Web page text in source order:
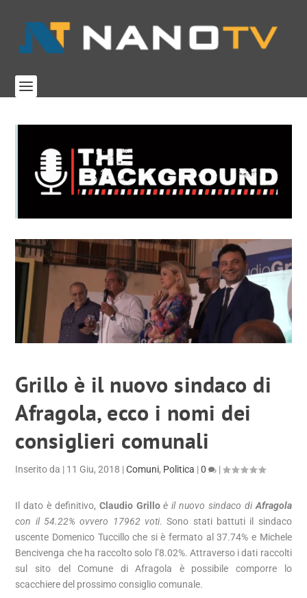
Grillo è il nuovo sindaco di
Afragola, ecco i nomi dei
consiglieri comunali
Inserito da | 11 Giu, 2018 |Comuni, Politica |0 |
Il dato è definitivo, Claudio Grillo è il nuovo sindaco di Afragola
con il 54.22% ovvero 17962 voti. Sono stati battuti il sindaco
uscente Domenico Tuccillo che si è fermato al 37.74% e Michele
Bencivenga che ha raccolto solo l’8.02%. Attraverso i dati raccolti
sul sito del Comune di Afragola è possibile comporre lo
scacchiere del prossimo consiglio comunale.